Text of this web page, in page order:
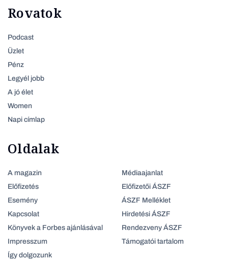
Rovatok
Podcast
Üzlet
Pénz
Legyél jobb
A jó élet
Women
Napi címlap
Oldalak
A magazin
Előfizetés
Esemény
Kapcsolat
Könyvek a Forbes ajánlásával
Impresszum
Így dolgozunk
Médiaajanlat
Előfizetői ÁSZF
ÁSZF Melléklet
Hirdetési ÁSZF
Rendezveny ÁSZF
Támogatói tartalom